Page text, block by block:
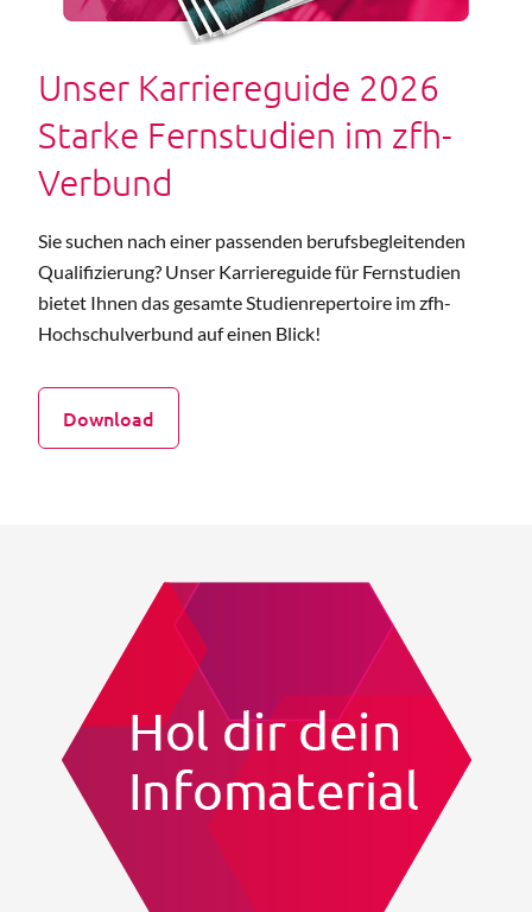
Unser Karriereguide 2026
Starke Fernstudien im zfh-
Verbund
Sie suchen nach einer passenden berufsbegleitenden
Qualifizierung? Unser Karriereguide für Fernstudien
bietet Ihnen das gesamte Studienrepertoire im zfh-
Hochschulverbund auf einen Blick!
Download